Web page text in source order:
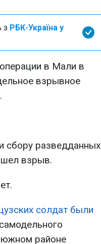
з РБК-Україна у
в Мали в
взрывное
сбору разведданных
взрыв.
солдат были
южном районе